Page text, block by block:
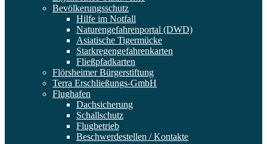
Bevölkerungsschutz
Hilfe im Notfall
Naturengefahrenportal (DWD)
Asiatische Tigermücke
Starkregengefahrenkarten
Fließpfadkarten
Flörsheimer Bürgerstiftung
Terra Erschließungs-GmbH
Flughafen
Dachsicherung
Schallschutz
Flugbetrieb
Beschwerdestellen / Kontakte